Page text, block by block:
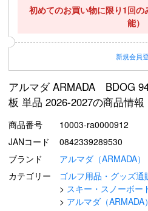
初めてのお買い物に限り1回の
能）
新規会員
アルマダ ARMADA BDOG
板 単品 2026-2027の商品情報
商品番号
10003-ra0000912
JANコード
0842339289530
ブランド
アルマダ（ARMADA）
カテゴリー
ゴルフ用品・グッズ通
スキー・スノーボー
アルマダ（ARMADA）